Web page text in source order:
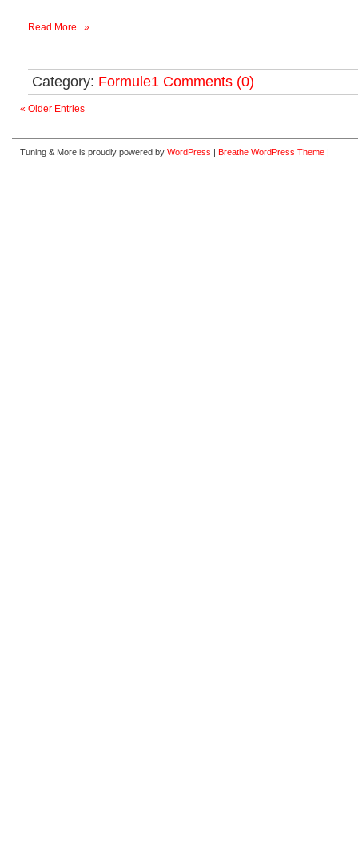
Read More...»
Category: Formule1 Comments (0)
« Older Entries
Tuning & More is proudly powered by WordPress | Breathe WordPress Theme |